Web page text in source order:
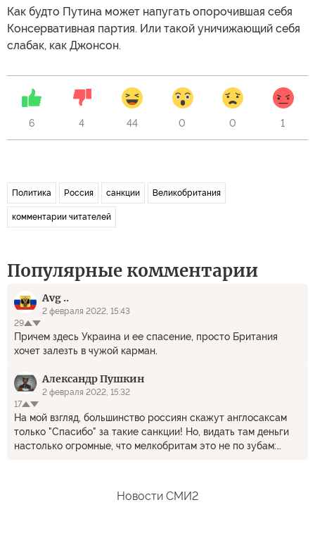
Как будто Путина может напугать опорочившая себя
Консервативная партия. Или такой уничижающий себя
слабак, как Джонсон.
6 4 44 0 0 1
Политика Россия санкции Великобритания
комментарии читателей
Популярные комментарии
Avg ..
2 февраля 2022, 15:43
29
Причем здесь Украина и ее спасение, просто Британия
хочет залезть в чужой карман.
Александр Пушкин
2 февраля 2022, 15:32
17
На мой взгляд, большинство россиян скажут англосаксам
только "Спасибо" за такие санкции! Но, видать там деньги
настолько огромные, что мелкобритам это не по зубам:
Новости СМИ2